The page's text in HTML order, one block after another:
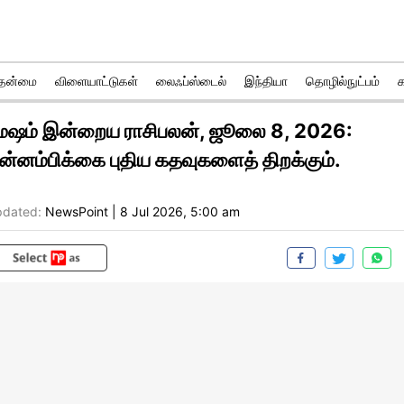
விளையாட்டுகள் லைஃப்ஸ்டைல் இந்தியா தொழில்நுட்பம்
இன்றைய ராசிபலன், ஜூலை 8, 2026:
புதிய கதவுகளைத் திறக்கும்.
NewsPoint 8 Jul 2026, 5:00 am